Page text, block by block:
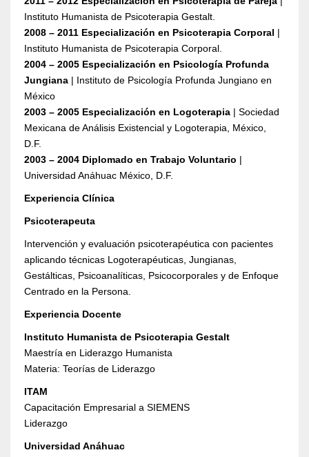
Instituto Humanista de Psicoterapia Gestalt.
2008 – 2011 Especialización en Psicoterapia Corporal |
Instituto Humanista de Psicoterapia Corporal.
2004 – 2005 Especialización en Psicología Profunda
Jungiana | Instituto de Psicología Profunda Jungiano en
México
2003 – 2005 Especialización en Logoterapia | Sociedad
Mexicana de Análisis Existencial y Logoterapia, México,
D.F.
2003 – 2004 Diplomado en Trabajo Voluntario |
Universidad Anáhuac México, D.F.
Experiencia Clínica
Psicoterapeuta
Intervención y evaluación psicoterapéutica con pacientes
aplicando técnicas Logoterapéuticas, Jungianas,
Gestálticas, Psicoanalíticas, Psicocorporales y de Enfoque
Centrado en la Persona.
Experiencia Docente
Instituto Humanista de Psicoterapia Gestalt
Maestría en Liderazgo Humanista
Materia: Teorías de Liderazgo
ITAM
Capacitación Empresarial a SIEMENS
Liderazgo
Universidad Anáhuac